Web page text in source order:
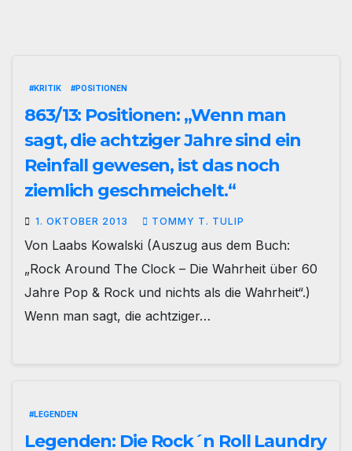
#KRITIK #POSITIONEN
863/13: Positionen: „Wenn man
sagt, die achtziger Jahre sind ein
Reinfall gewesen, ist das noch
ziemlich geschmeichelt.“
1. OKTOBER 2013 TOMMY T. TULIP
Von Laabs Kowalski (Auszug aus dem Buch:
„Rock Around The Clock – Die Wahrheit über 60
Jahre Pop & Rock und nichts als die Wahrheit“.)
Wenn man sagt, die achtziger…
#LEGENDEN
Legenden: Die Rock´n Roll Laundry